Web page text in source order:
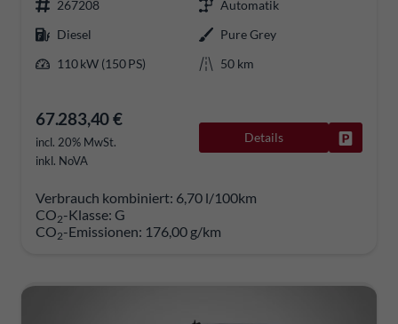
267208
Automatik
Diesel
Pure Grey
110 kW (150 PS)
50 km
67.283,40 €
incl. 20% MwSt.
inkl. NoVA
Details
Verbrauch kombiniert: 6,70 l/100km
CO2-Klasse: G
CO2-Emissionen: 176,00 g/km